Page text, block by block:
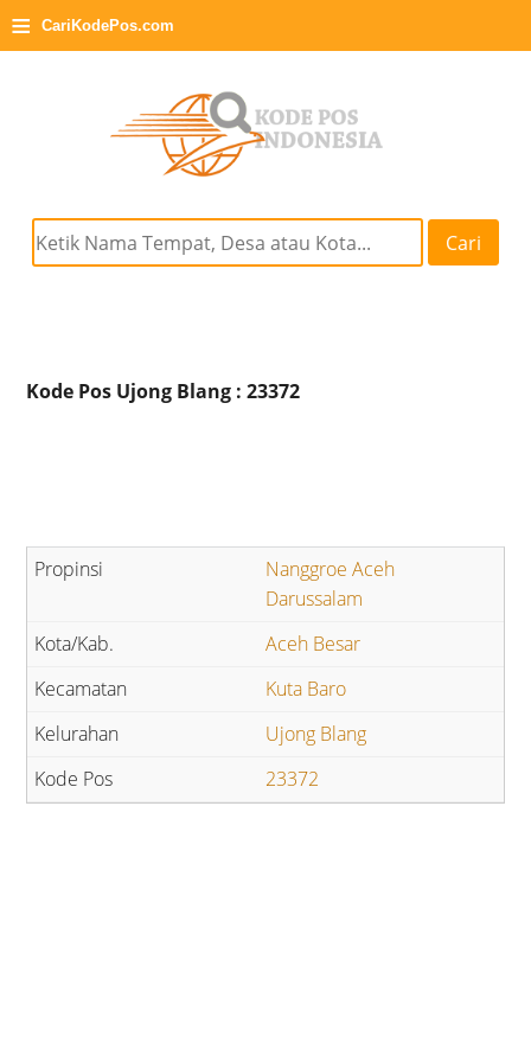
≡ CariKodePos.com
Cari
Kode Pos Ujong Blang : 23372
Nanggroe Aceh
Darussalam
Aceh Besar
Kuta Baro
Ujong Blang
23372